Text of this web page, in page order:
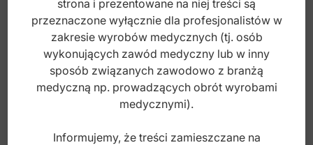
135,00zł
brutto
strona i prezentowane na niej treści są
przeznaczone wyłącznie dla profesjonalistów w
zakresie wyrobów medycznych (tj. osób
wykonujących zawód medyczny lub w inny
sposób związanych zawodowo z branżą
medyczną np. prowadzących obrót wyrobami
medycznymi).
Informujemy, że treści zamieszczane na